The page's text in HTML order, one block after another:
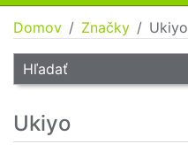
Domov Značky Ukiyo
Hľadať
Ukiyo